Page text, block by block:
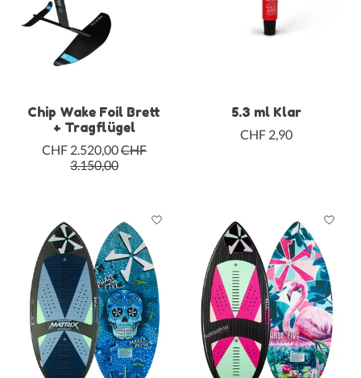
Chip Wake Foil Brett
+ Tragflügel
CHF 2.520,00CHF
3.150,00
5.3 ml Klar
CHF 2,90